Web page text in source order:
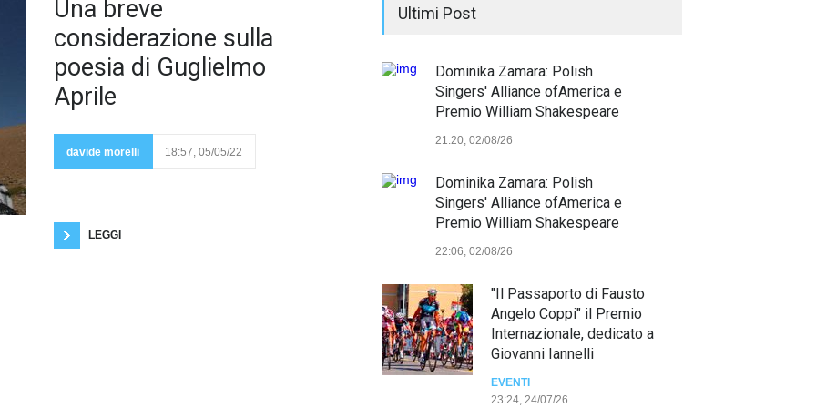
Una breve
considerazione sulla
poesia di Guglielmo
Aprile
davide morelli 18:57, 05/05/22
LEGGI
Ultimi Post
Dominika Zamara: Polish
Singers' Alliance ofAmerica e
Premio William Shakespeare
21:20, 02/08/26
Dominika Zamara: Polish
Singers' Alliance ofAmerica e
Premio William Shakespeare
22:06, 02/08/26
"Il Passaporto di Fausto
Angelo Coppi" il Premio
Internazionale, dedicato a
Giovanni Iannelli
EVENTI
23:24, 24/07/26